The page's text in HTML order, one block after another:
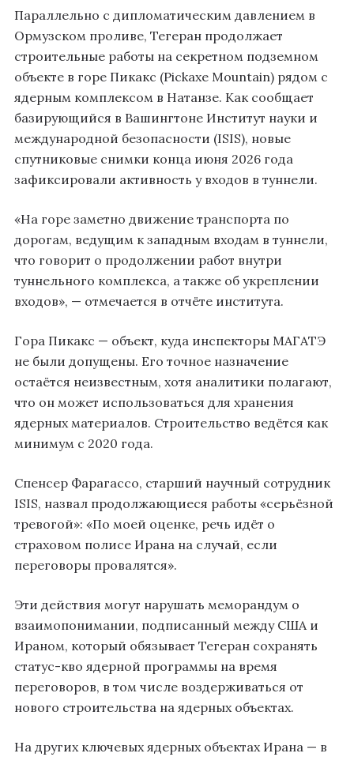
Параллельно с дипломатическим давлением в
Ормузском проливе, Тегеран продолжает
строительные работы на секретном подземном
объекте в горе Пикакс (Pickaxe Mountain) рядом с
ядерным комплексом в Натанзе. Как сообщает
базирующийся в Вашингтоне Институт науки и
международной безопасности (ISIS), новые
спутниковые снимки конца июня 2026 года
зафиксировали активность у входов в туннели.
«На горе заметно движение транспорта по
дорогам, ведущим к западным входам в туннели,
что говорит о продолжении работ внутри
туннельного комплекса, а также об укреплении
входов», — отмечается в отчёте института.
Гора Пикакс — объект, куда инспекторы МАГАТЭ
не были допущены. Его точное назначение
остаётся неизвестным, хотя аналитики полагают,
что он может использоваться для хранения
ядерных материалов. Строительство ведётся как
минимум с 2020 года.
Спенсер Фарагассо, старший научный сотрудник
ISIS, назвал продолжающиеся работы «серьёзной
тревогой»: «По моей оценке, речь идёт о
страховом полисе Ирана на случай, если
переговоры провалятся».
Эти действия могут нарушать меморандум о
взаимопонимании, подписанный между США и
Ираном, который обязывает Тегеран сохранять
статус-кво ядерной программы на время
переговоров, в том числе воздерживаться от
нового строительства на ядерных объектах.
На других ключевых ядерных объектах Ирана — в